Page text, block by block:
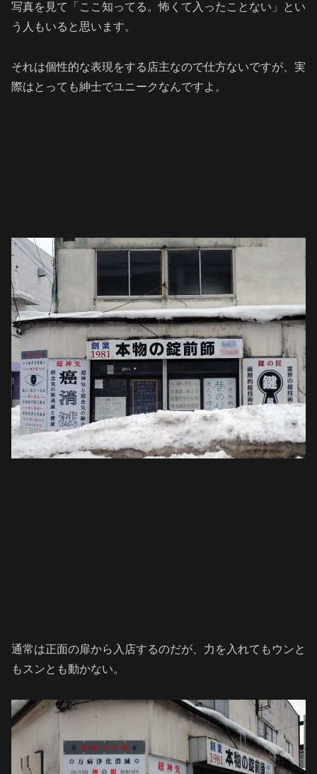
写真を見て「ここ知ってる。怖くて入ったことない」とい
う人もいると思います。
それは個性的な表現をする店主なので仕方ないですが、実
際はとっても紳士でユニークなんですよ。
通常は正面の扉から入店するのだが、力を入れてもウンと
もスンとも動かない。